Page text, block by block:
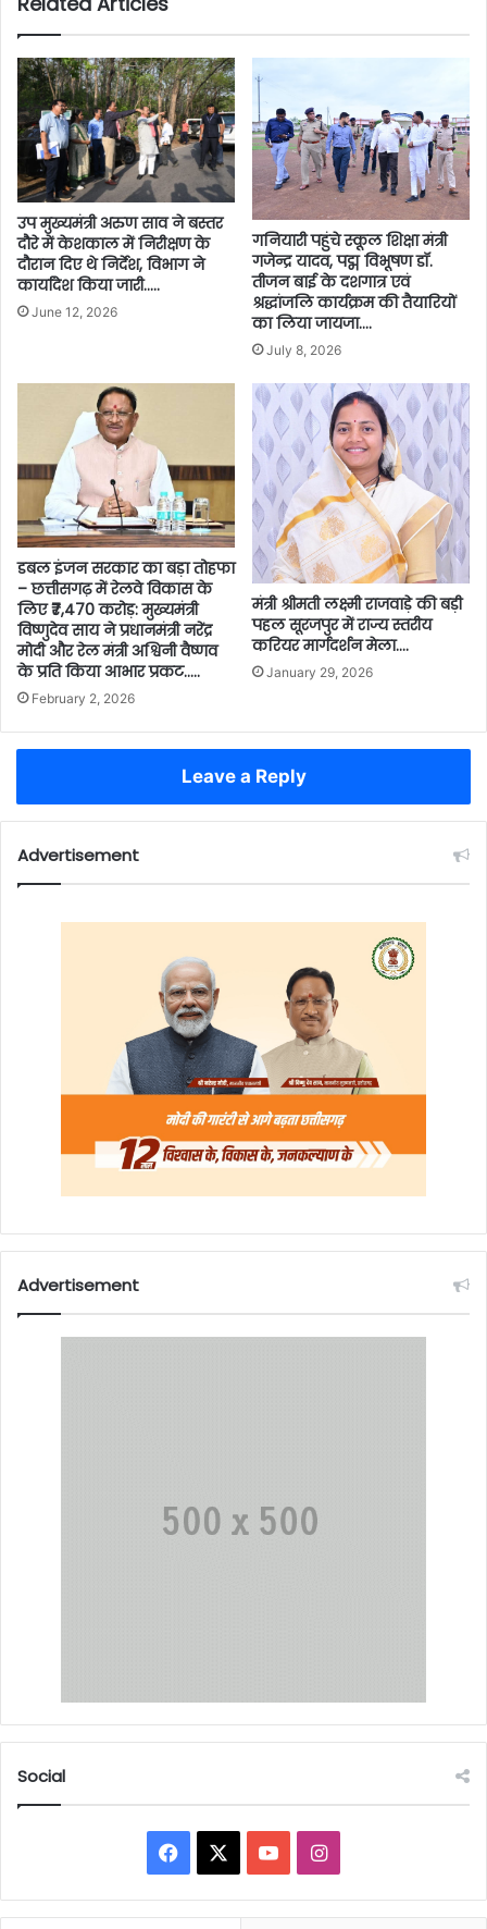
उप मुख्यमंत्री अरुण साव ने बस्तर
दौरे में केशकाल में निरीक्षण के
दौरान दिए थे निर्देश, विभाग ने
कार्यादेश किया जारी…..
June 12, 2026
गनियारी पहुंचे स्कूल शिक्षा मंत्री
गजेन्द्र यादव, पद्म विभूषण डॉ.
तीजन बाई के दशगात्र एवं
श्रद्धांजलि कार्यक्रम की तैयारियों
का लिया जायजा….
July 8, 2026
डबल इंजन सरकार का बड़ा तोहफा
– छत्तीसगढ़ में रेलवे विकास के
लिए ₹7,470 करोड़: मुख्यमंत्री
विष्णुदेव साय ने प्रधानमंत्री नरेंद्र
मोदी और रेल मंत्री अश्विनी वैष्णव
के प्रति किया आभार प्रकट…..
February 2, 2026
मंत्री श्रीमती लक्ष्मी राजवाड़े की बड़ी
पहल सूरजपुर में राज्य स्तरीय
करियर मार्गदर्शन मेला….
January 29, 2026
Leave a Reply
Advertisement
Advertisement
Social
Facebook YouTubeInstagram